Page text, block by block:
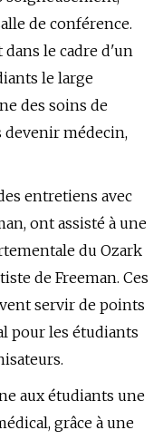
de conférence.
le cadre d'un
le large
des soins de
devenir médecin,
entretiens avec
ont assisté à une
du Ozark
de Freeman. Ces
servir de points
pour les étudiants
aux étudiants une
grâce à une